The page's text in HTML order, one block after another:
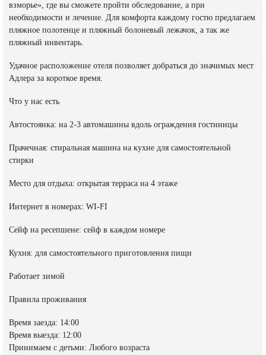
взморье», где вы сможете пройти обследование, а при
необходимости и лечение. Для комфорта каждому гостю предлагаем
пляжное полотенце и пляжный болоневый лежачок, а так же
пляжный инвентарь.
Удачное расположение отеля позволяет добраться до значимых мест
Адлера за короткое время.
Что у нас есть
Автостоянка: на 2-3 автомашины вдоль ограждения гостиницы
Прачечная: стиральная машина на кухне для самостоятельной
стирки
Место для отдыха: открытая терраса на 4 этаже
Интернет в номерах: WI-FI
Сейф на ресепшене: сейф в каждом номере
Кухня: для самостоятельного приготовления пищи
Работает зимой
Правила проживания
Время заезда: 14:00
Время выезда: 12:00
Принимаем с детьми: Любого возраста